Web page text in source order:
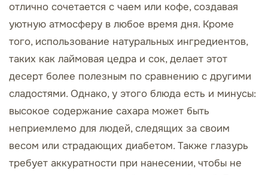
отлично сочетается с чаем или кофе, создавая
уютную атмосферу в любое время дня. Кроме
того, использование натуральных ингредиентов,
таких как лаймовая цедра и сок, делает этот
десерт более полезным по сравнению с другими
сладостями. Однако, у этого блюда есть и минусы:
высокое содержание сахара может быть
неприемлемо для людей, следящих за своим
весом или страдающих диабетом. Также глазурь
требует аккуратности при нанесении, чтобы не